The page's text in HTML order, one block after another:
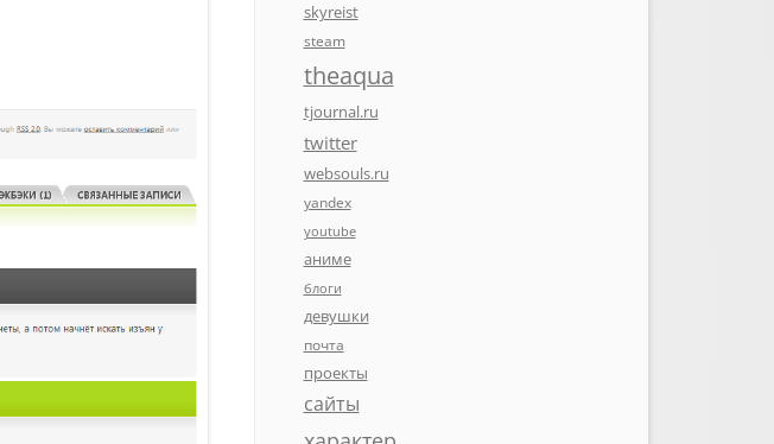
skyreist
steam
theaqua
tjournal.ru
twitter
websouls.ru
yandex
youtube
аниме
блоги
девушки
почта
проекты
сайты